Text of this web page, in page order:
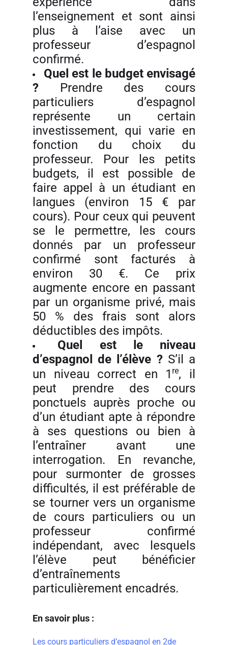
l’enseignement et sont ainsi
plus à l’aise avec un
professeur d’espagnol
confirmé.
Quel est le budget envisagé
? Prendre des cours
particuliers d’espagnol
représente un certain
investissement, qui varie en
fonction du choix du
professeur. Pour les petits
budgets, il est possible de
faire appel à un étudiant en
langues (environ 15 € par
cours). Pour ceux qui peuvent
se le permettre, les cours
donnés par un professeur
confirmé sont facturés à
environ 30 €. Ce prix
augmente encore en passant
par un organisme privé, mais
50 % des frais sont alors
déductibles des impôts.
Quel est le niveau
d’espagnol de l’élève ? S’il a
un niveau correct en 1 re, il
peut prendre des cours
ponctuels auprès proche ou
d’un étudiant apte à répondre
à ses questions ou bien à
l’entraîner avant une
interrogation. En revanche,
pour surmonter de grosses
difficultés, il est préférable de
se tourner vers un organisme
de cours particuliers ou un
professeur confirmé
indépendant, avec lesquels
l’élève peut bénéficier
d’entraînements
particulièrement encadrés.
En savoir plus :
Les cours particuliers d’espagnol en 2de